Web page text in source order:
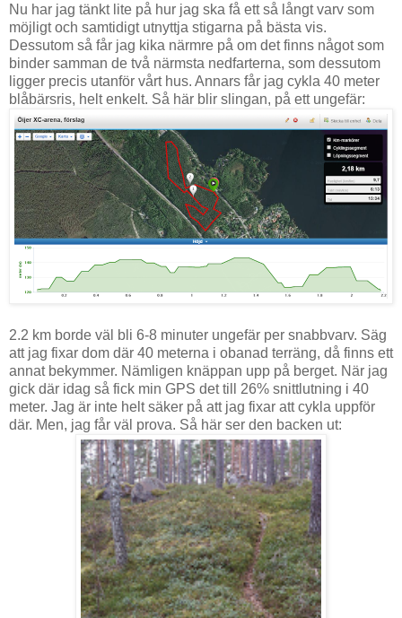
Nu har jag tänkt lite på hur jag ska få ett så långt varv som
möjligt och samtidigt utnyttja stigarna på bästa vis.
Dessutom så får jag kika närmre på om det finns något som
binder samman de två närmsta nedfarterna, som dessutom
ligger precis utanför vårt hus. Annars får jag cykla 40 meter
blåbärsris, helt enkelt. Så här blir slingan, på ett ungefär:
2.2 km borde väl bli 6-8 minuter ungefär per snabbvarv. Säg
att jag fixar dom där 40 meterna i obanad terräng, då finns ett
annat bekymmer. Nämligen knäppan upp på berget. När jag
gick där idag så fick min GPS det till 26% snittlutning i 40
meter. Jag är inte helt säker på att jag fixar att cykla uppför
där. Men, jag får väl prova. Så här ser den backen ut: